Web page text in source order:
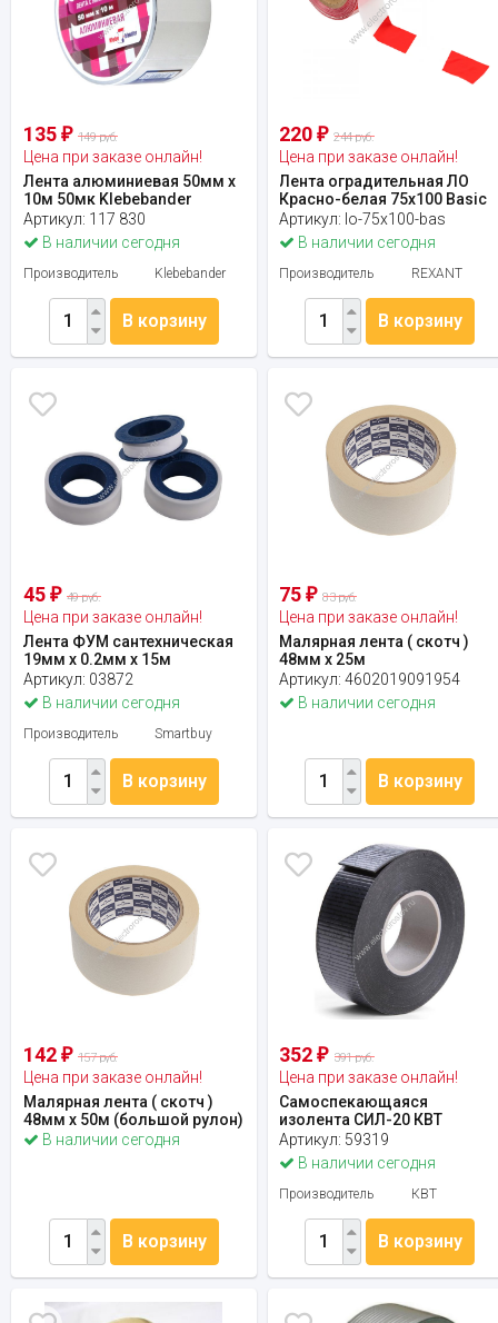
135 ₽ 149 руб.
Цена при заказе онлайн!
Лента алюминиевая 50мм х
10м 50мк Klebebander
Артикул: 117 830
В наличии сегодня
Производитель Klebebander
В корзину
220₽ 244 руб.
Цена при заказе онлайн!
Лента оградительная ЛО
Красно-белая 75х100 Basic
Артикул: lo-75x100-bas
В наличии сегодня
Производитель REXANT
В корзину
45 ₽ 49 руб.
Цена при заказе онлайн!
Лента ФУМ сантехническая
19мм х 0.2мм х 15м
Артикул: 03872
В наличии сегодня
Производитель Smartbuy
В корзину
75₽ 83 руб.
Цена при заказе онлайн!
Малярная лента ( скотч )
48мм x 25м
Артикул:4602019091954
В наличии сегодня
В корзину
142 ₽ 157 руб.
Цена при заказе онлайн!
Малярная лента ( скотч )
48мм x 50м (большой рулон)
В наличии сегодня
В корзину
352₽ 391 руб.
Цена при заказе онлайн!
Самоспекающаяся
изолента СИЛ-20 КВТ
Артикул: 59319
В наличии сегодня
Производитель КВТ
В корзину